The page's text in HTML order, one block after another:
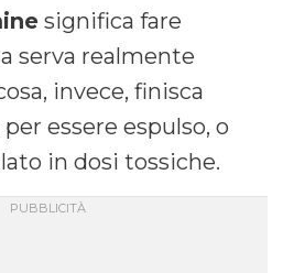
significa fare
serva realmente
invece, finisca
essere espulso, o
in dosi tossiche.